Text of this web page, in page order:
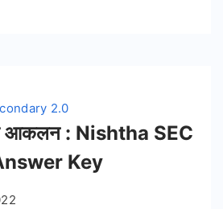
2.0
आकलन : Nishtha SEC
Key